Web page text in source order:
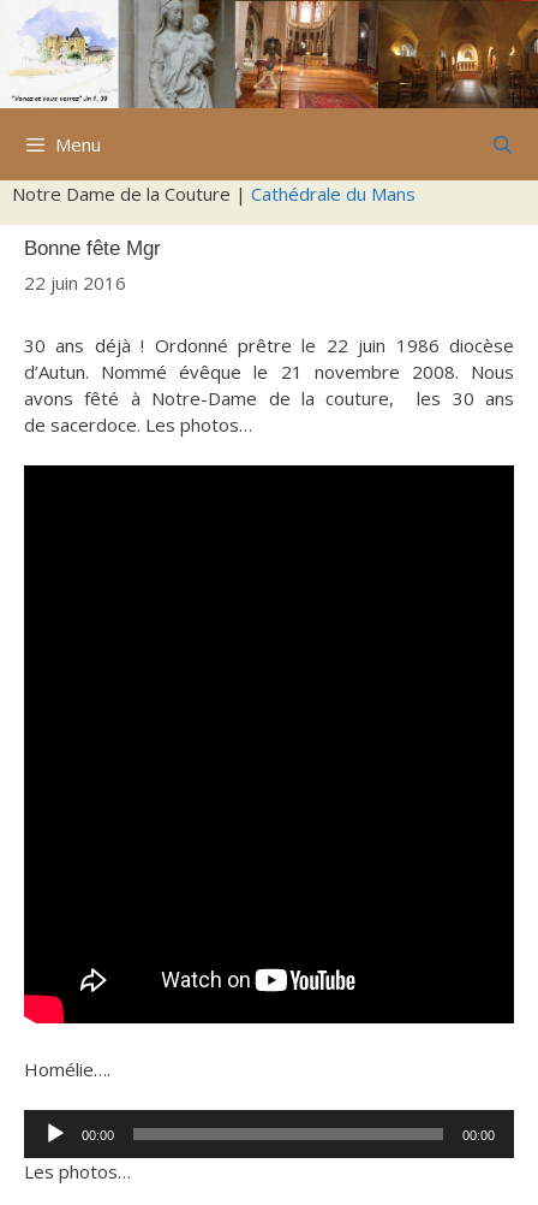
Aller
contenu
Menu
Notre Dame de la Couture | Cathédrale du Mans
Bonne fête Mgr
22 juin 2016
30 ans déjà ! Ordonné prêtre le 22 juin 1986 diocèse
d’Autun. Nommé évêque le 21 novembre 2008. Nous
avons fêté à Notre-Dame de la couture, les 30 ans
de sacerdoce. Les photos…
Homélie….
Lecteur
audio
00:00 00:00
Les photos…